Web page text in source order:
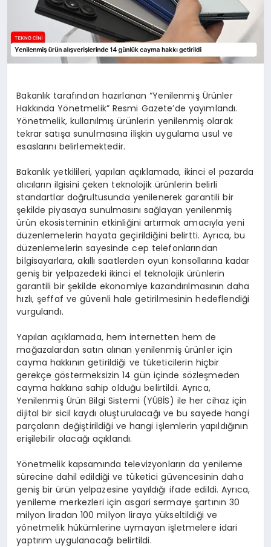
Bakanlık tarafından hazırlanan “Yenilenmiş Ürünler
Hakkında Yönetmelik” Resmi Gazete’de yayımlandı.
Yönetmelik, kullanılmış ürünlerin yenilenmiş olarak
tekrar satışa sunulmasına ilişkin uygulama usul ve
esaslarını belirlemektedir.
Bakanlık yetkilileri, yapılan açıklamada, ikinci el pazarda
alıcıların ilgisini çeken teknolojik ürünlerin belirli
standartlar doğrultusunda yenilenerek garantili bir
şekilde piyasaya sunulmasını sağlayan yenilenmiş
ürün ekosisteminin etkinliğini artırmak amacıyla yeni
düzenlemelerin hayata geçirildiğini belirtti. Ayrıca, bu
düzenlemelerin sayesinde cep telefonlarından
bilgisayarlara, akıllı saatlerden oyun konsollarına kadar
geniş bir yelpazedeki ikinci el teknolojik ürünlerin
garantili bir şekilde ekonomiye kazandırılmasının daha
hızlı, şeffaf ve güvenli hale getirilmesinin hedeflendiği
vurgulandı.
Yapılan açıklamada, hem internetten hem de
mağazalardan satın alınan yenilenmiş ürünler için
cayma hakkının getirildiği ve tüketicilerin hiçbir
gerekçe göstermeksizin 14 gün içinde sözleşmeden
cayma hakkına sahip olduğu belirtildi. Ayrıca,
Yenilenmiş Ürün Bilgi Sistemi (YÜBİS) ile her cihaz için
dijital bir sicil kaydı oluşturulacağı ve bu sayede hangi
parçaların değiştirildiği ve hangi işlemlerin yapıldığının
erişilebilir olacağı açıklandı.
Yönetmelik kapsamında televizyonların da yenileme
sürecine dahil edildiği ve tüketici güvencesinin daha
geniş bir ürün yelpazesine yayıldığı ifade edildi. Ayrıca,
yenileme merkezleri için asgari sermaye şartının 30
milyon liradan 100 milyon liraya yükseltildiği ve
yönetmelik hükümlerine uymayan işletmelere idari
yaptırım uygulanacağı belirtildi.